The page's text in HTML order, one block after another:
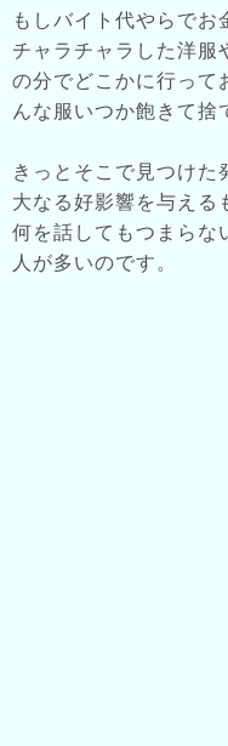
もしバイト代やらでお
チャラチャラした洋服
の分でどこかに行って
んな服いつか飽きて捨
きっとそこで見つけた
大なる好影響を与える
何を話してもつまらな
人が多いのです。